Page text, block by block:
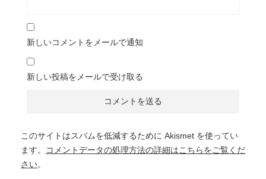
新しいコメントをメールで通知
新しい投稿をメールで受け取る
このサイトはスパムを低減するために Akismet を使ってい
ます。
コメントデータの処理方法の詳細はこちらをご覧くだ
さい。